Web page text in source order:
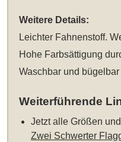
Weitere Details:
Leichter Fahnenstoff.
Hohe Farbsättigung
Waschbar und
Weiterführende
Jetzt alle Größen
Zwei Schwerter